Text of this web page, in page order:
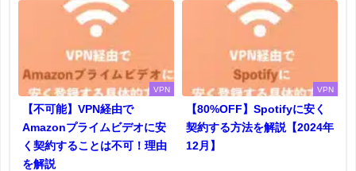
VPN
【不可能】VPN経由で
Amazonプライムビデオに安
く契約することは不可！理由
を解説
VPN
【80%OFF】Spotifyに安く
契約する方法を解説【2024年
12月】